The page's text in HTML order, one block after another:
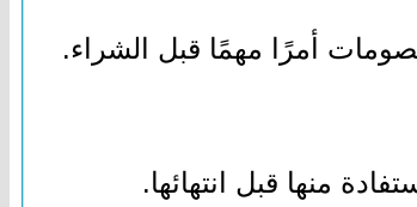
أمرًا مهمًا قبل الشراء.
منها قبل انتهائها.